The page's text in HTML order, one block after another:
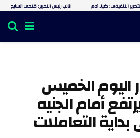
اليوم الخميس
2026 يرتفع أمام الجنيه
التعاملات